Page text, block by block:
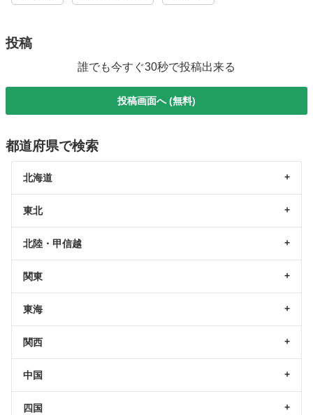
投稿
誰でも今すぐ30秒で投稿出来る
投稿画面へ (無料)
都道府県で検索
北海道
東北
北陸・甲信越
関東
東海
関西
中国
四国